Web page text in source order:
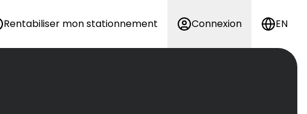
Rentabiliser mon stationnement Connexion EN